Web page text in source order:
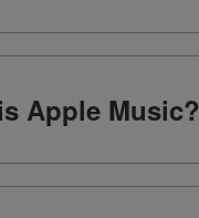
Apple Music?